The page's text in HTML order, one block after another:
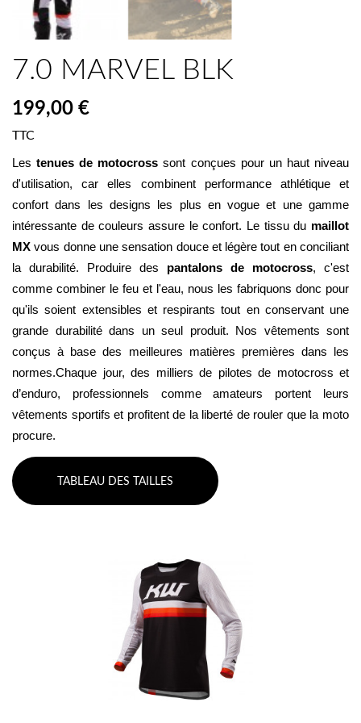
7.0 MARVEL BLK
199,00 €
TTC
Les tenues de motocross sont conçues pour un haut niveau
d'utilisation, car elles combinent performance athlétique et
confort dans les designs les plus en vogue et une gamme
intéressante de couleurs assure le confort. Le tissu du maillot
MX vous donne une sensation douce et légère tout en conciliant
la durabilité. Produire des pantalons de motocross, c'est
comme combiner le feu et l'eau, nous les fabriquons donc pour
qu'ils soient extensibles et respirants tout en conservant une
grande durabilité dans un seul produit. Nos vêtements sont
conçus à base des meilleures matières premières dans les
normes.Chaque jour, des milliers de pilotes de motocross et
d’enduro, professionnels comme amateurs portent leurs
vêtements sportifs et profitent de la liberté de rouler que la moto
procure.
TABLEAU DES TAILLES